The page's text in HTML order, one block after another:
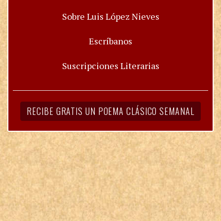
Sobre Luis López Nieves
Escríbanos
Suscripciones Literarias
RECIBE GRATIS UN POEMA CLÁSICO SEMANAL